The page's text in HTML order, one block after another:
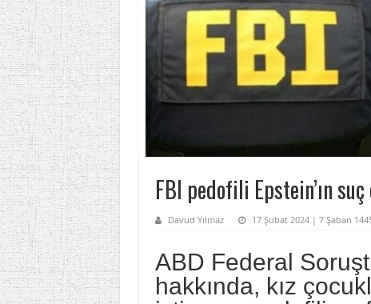
FBI pedofili Epstein’ın suç
Davud Yılmaz 17 Şubat 2024 | 7 Şaban
ABD Federal
hakkında, kız